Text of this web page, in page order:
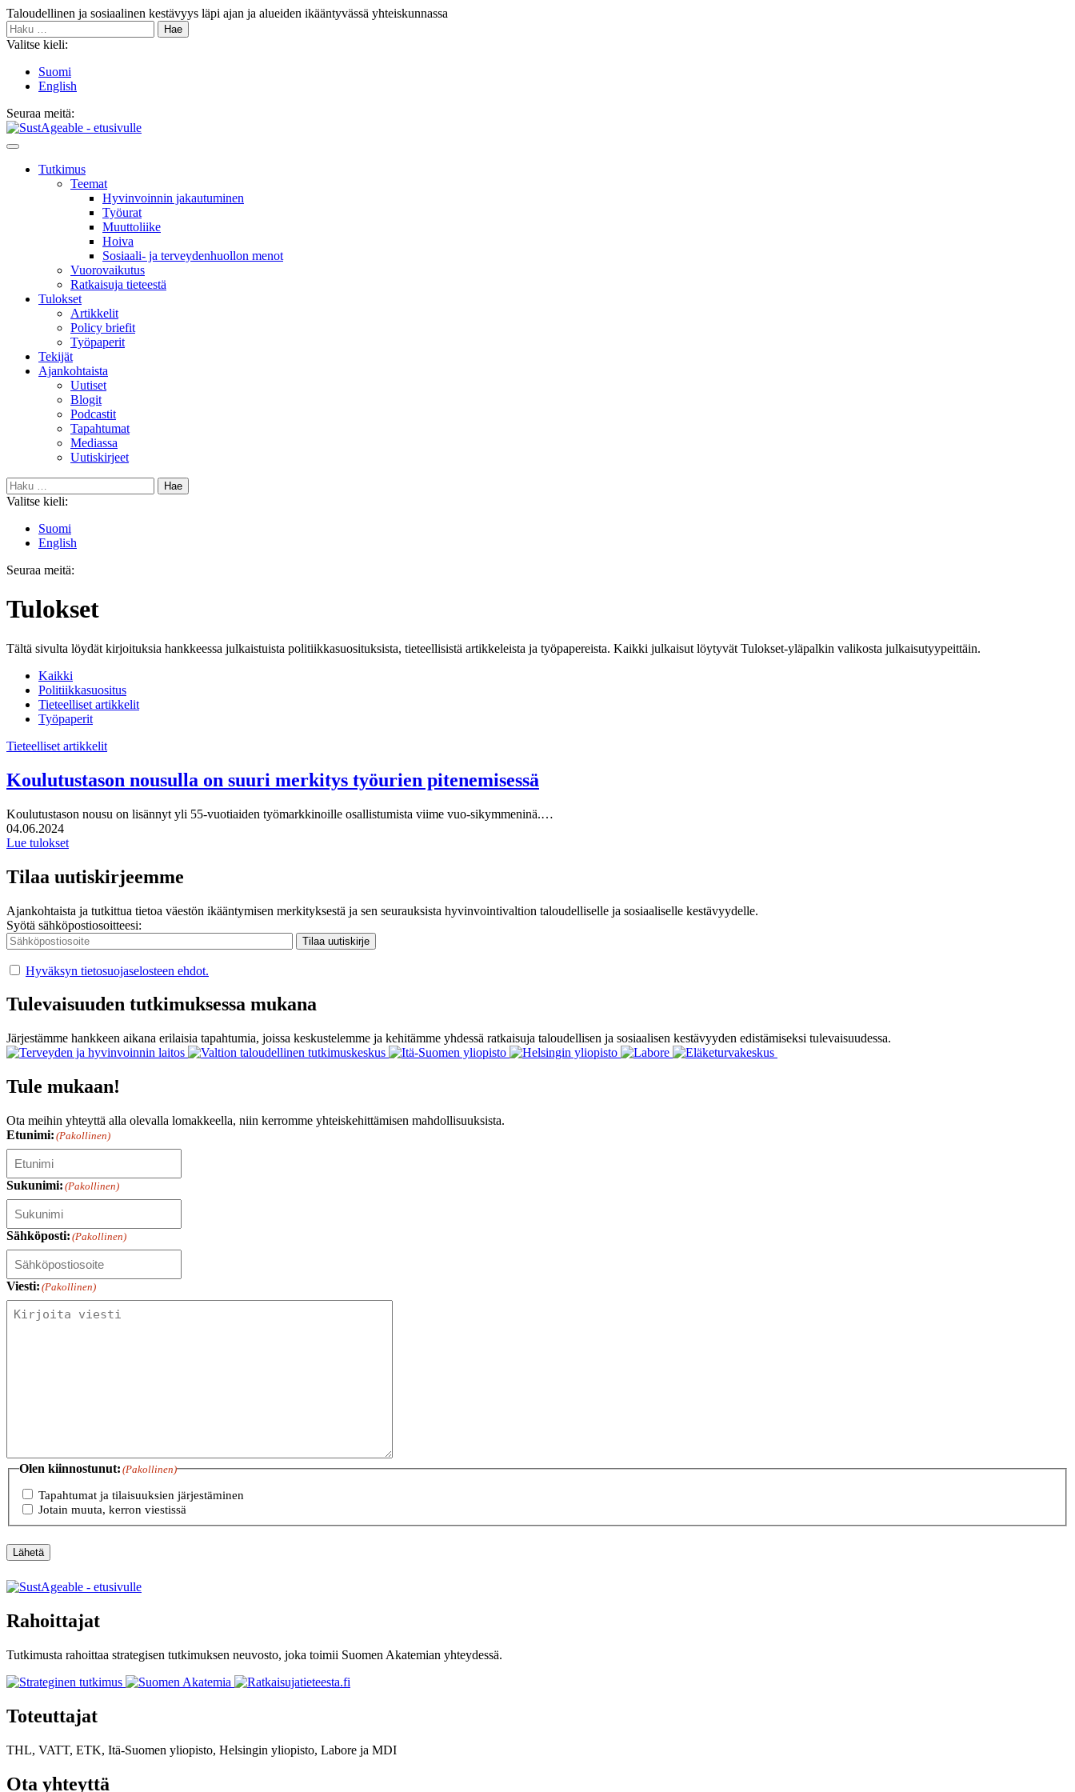
Siirry
sisältöön
Taloudellinen ja sosiaalinen kestävyys läpi ajan ja alueiden ikääntyvässä yhteiskunnassa
Haku:
Valitse kieli:
Suomi
English
Seuraa meitä:
Bluesky
Main
Tutkimus
Teemat
Hyvinvoin­nin jakautuminen
Työurat
Muutto­liike
Hoiva
Sosiaali- ja terveyden­huollon menot
Vuorovaikutus
Ratkaisuja tieteestä
Tulokset
Artikkelit
Policy briefit
Työpaperit
Tekijät
Ajankohtaista
Uutiset
Blogit
Podcastit
Tapahtumat
Mediassa
Uutiskirjeet
Haku:
Valitse kieli:
Suomi
English
Seuraa meitä:
Tulokset
Tältä sivulta löydät kirjoituksia hankkeessa julkaistuista politiikkasuosituksista, tieteellisistä artikkeleista ja työpapereista. Kaikki julkaisut löytyvät Tulokset-yläpalkin valikosta julkaisutyypeittäin.
Kaikki
Politiikkasuositus
Tieteelliset artikkelit
Työpaperit
Tieteelliset artikkelit
Koulutustason nousulla on suuri merkitys työurien pitenemisessä
Koulutustason nousu on lisännyt yli 55-vuotiaiden työmarkkinoille osallistumista viime vuo-sikymmeninä.…
Julkaistu:
04.06.2024
Lue tulokset
Tilaa uutiskirjeemme
Ajankohtaista ja tutkittua tietoa väestön ikääntymisen merkityksestä ja sen seurauksista hyvinvointivaltion taloudelliselle ja sosiaaliselle kestävyydelle.
Syötä sähköpostiosoitteesi:
Hyväksyn tietosuojaselosteen ehdot.
Tulevaisuuden tutkimuksessa mukana
Järjestämme hankkeen aikana erilaisia tapahtumia, joissa keskustelemme ja kehitämme yhdessä ratkaisuja taloudellisen ja sosiaalisen kestävyyden edistämiseksi tulevaisuudessa.
Tule mukaan!
Ota meihin yhteyttä alla olevalla lomakkeella, niin kerromme yhteiskehittämisen mahdollisuuksista.
Etunimi: (Pakollinen)
Sukunimi: (Pakollinen)
Sähköposti: (Pakollinen)
Viesti: (Pakollinen)
Olen kiinnostunut: (Pakollinen)
Tapahtumat ja tilaisuuksien järjestäminen
Jotain muuta, kerron viestissä
Lähetä
Rahoittajat
Tutkimusta rahoittaa strategisen tutkimuksen neuvosto, joka toimii Suomen Akatemian yhteydessä.
Toteuttajat
THL, VATT, ETK, Itä-Suomen yliopisto, Helsingin yliopisto, Labore ja MDI
Ota yhteyttä